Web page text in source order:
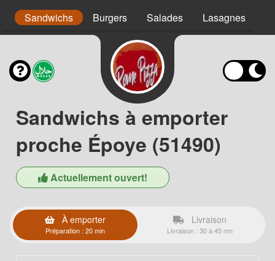
Sandwichs Burgers Salades Lasagnes
Sandwichs à emporter
proche Époye (51490)
Actuellement ouvert!
À emporter
Préparation : 20 min
Livraison
Livraison : 30 à 45 mn